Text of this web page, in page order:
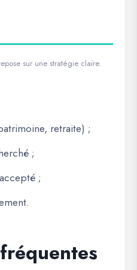
sur une stratégie claire.
retraite) ;
;
;